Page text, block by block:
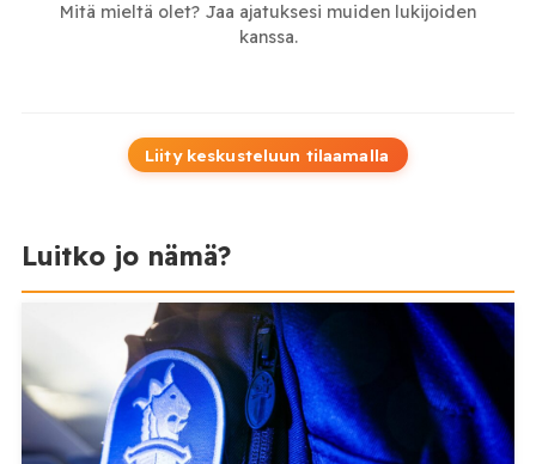
Mitä mieltä olet? Jaa ajatuksesi muiden lukijoiden
kanssa.
Liity keskusteluun tilaamalla
Luitko jo nämä?